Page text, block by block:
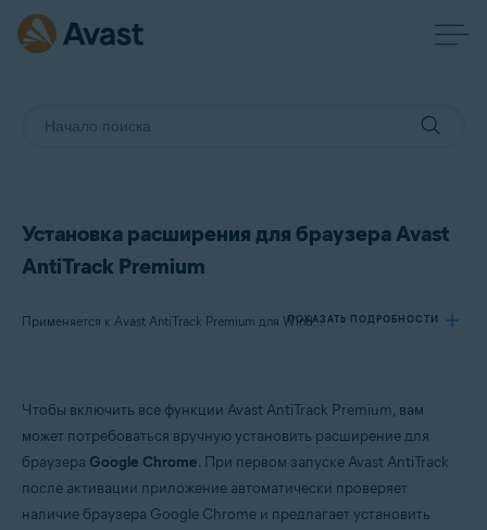
Установка расширения для браузера Avast
AntiTrack Premium
Применяется к Avast AntiTrack Premium для Windows
ПОКАЗАТЬ ПОДРОБНОСТИ
Продукты:
Avast AntiTrack Premium 2.x для Windows
Microsoft Windows 11 Home / Pro / Enterprise / Education
Чтобы включить все функции Avast AntiTrack Premium, вам
может потребоваться вручную установить расширение для
браузера Google Chrome. При первом запуске Avast AntiTrack
после активации приложение автоматически проверяет
наличие браузера Google Chrome и предлагает установить